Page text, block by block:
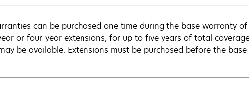
can be purchased one time during the base warranty
or four-year extensions, for up to five years of total
be available. Extensions must be purchased before the